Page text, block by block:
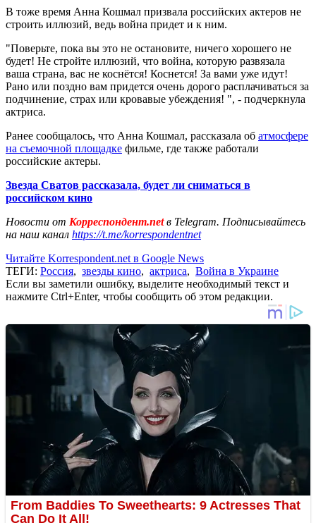
В тоже время Анна Кошмал призвала российских актеров не
строить иллюзий, ведь война придет и к ним.
"Поверьте, пока вы это не остановите, ничего хорошего не
будет! Не стройте иллюзий, что война, которую развязала
ваша страна, вас не коснётся! Коснется! За вами уже идут!
Рано или поздно вам придется очень дорого расплачиваться за
подчинение, страх или кровавые убеждения! ", - подчеркнула
актриса.
Ранее сообщалось, что Анна Кошмал, рассказала об атмосфере
на съемочной площадке фильме, где также работали
российские актеры.
Звезда Сватов рассказала, будет ли сниматься в
российском кино
Новости от Корреспондент.netв Telegram. Подписывайтесь
на наш канал https://t.me/korrespondentnet
Читайте Korrespondent.net в Google News
ТЕГИ: Россия, звезды кино, актриса, Война в Украине
Если вы заметили ошибку, выделите необходимый текст и
нажмите Ctrl+Enter, чтобы сообщить об этом редакции.